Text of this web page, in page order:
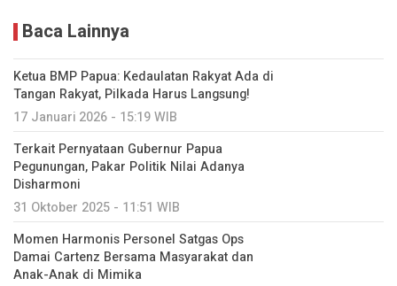
Baca Lainnya
Ketua BMP Papua: Kedaulatan Rakyat Ada di
Tangan Rakyat, Pilkada Harus Langsung!
17 Januari 2026 - 15:19 WIB
Terkait Pernyataan Gubernur Papua
Pegunungan, Pakar Politik Nilai Adanya
Disharmoni
31 Oktober 2025 - 11:51 WIB
Momen Harmonis Personel Satgas Ops
Damai Cartenz Bersama Masyarakat dan
Anak-Anak di Mimika